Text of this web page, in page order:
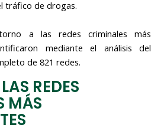
tráfico de drogas.
a las redes criminales más
mediante el análisis del
de 821 redes.
REDES
MÁS